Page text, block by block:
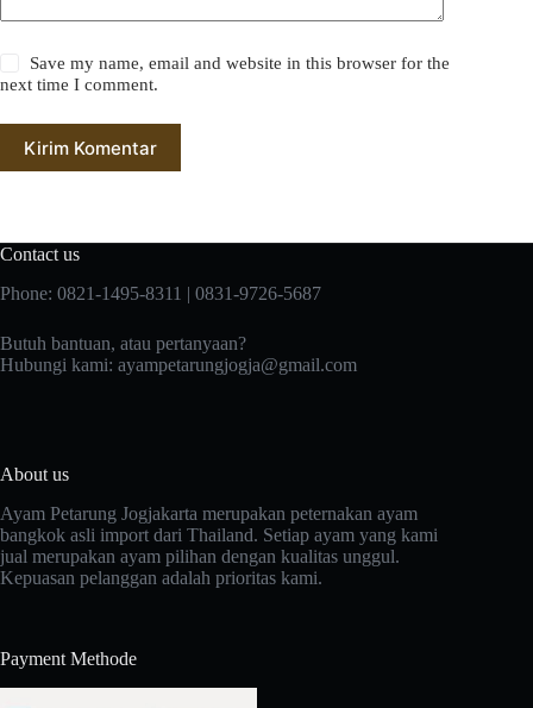
Save my name, email and website in this browser for the
next time I comment.
Kirim Komentar
Contact us
Phone: 0821-1495-8311 | 0831-9726-5687
Butuh bantuan, atau pertanyaan?
Hubungi kami: ayampetarungjogja@gmail.com
About us
Ayam Petarung Jogjakarta merupakan peternakan ayam
bangkok asli import dari Thailand. Setiap ayam yang kami
jual merupakan ayam pilihan dengan kualitas unggul.
Kepuasan pelanggan adalah prioritas kami.
Payment Methode